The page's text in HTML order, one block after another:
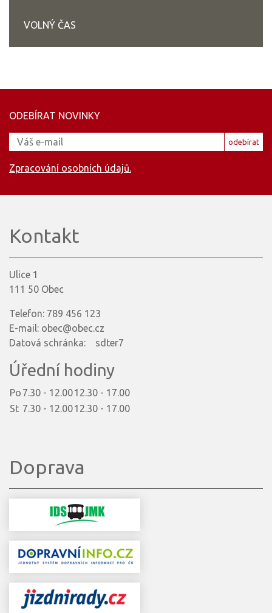
VOLNÝ ČAS
ODEBÍRAT NOVINKY
odebírat
Zpracování osobních údajů.
Kontakt
Ulice 1
111 50 Obec
Telefon: 789 456 123
E-mail: obec@obec.cz
Datová schránka: sdter7
Úřední hodiny
Po 7.30 - 12.0012.30 - 17.00
St 7.30 - 12.0012.30 - 17.00
Doprava